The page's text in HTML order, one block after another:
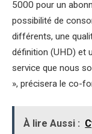
5000 pour un
possibilité de
différents, une
définition (UHD) et
service que nous
», précisera le co-
À lire Aussi :